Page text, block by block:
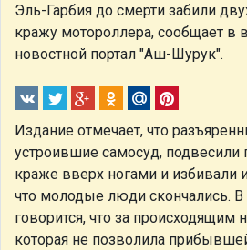
Эль-Гарбия до смерти забили
кражу мотороллера, сообщает в
новостной портал "Аш-Шурук".
Издание отмечает, что
устроившие самосуд,
краже вверх ногами и избивали
что молодые люди скончались.
говорится, что за происходящим
которая не позволила